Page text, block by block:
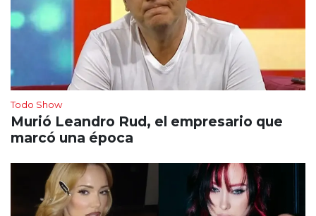
Todo Show
Murió Leandro Rud, el empresario que
marcó una época